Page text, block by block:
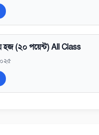
হজ (২০ পয়েন্ট) All Class